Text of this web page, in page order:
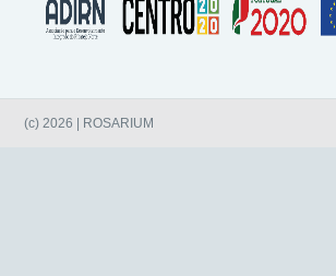
(c) 2026 | ROSARIUM